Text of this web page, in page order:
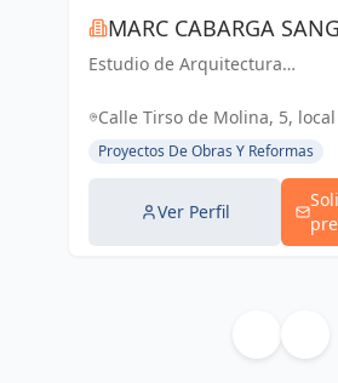
MARC CABARGA
Estudio de Arquitectura
nueva.
Calle Tirso de Molina, 5,
Cruz de Tenerife, España,
Proyectos De Obras Y Reformas
Ver Perfil